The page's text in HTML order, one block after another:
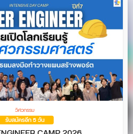
วิศวกรรม
รับสมัครอีก 5 วัน